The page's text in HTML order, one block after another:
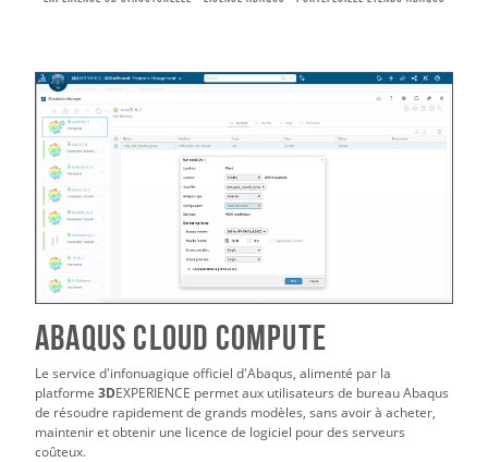
ABAQUS CLOUD COMPUTE
Le service d'infonuagique officiel d'Abaqus, alimenté par la
platforme 3DEXPERIENCE permet aux utilisateurs de bureau Abaqus
de résoudre rapidement de grands modèles, sans avoir à acheter,
maintenir et obtenir une licence de logiciel pour des serveurs
coûteux.